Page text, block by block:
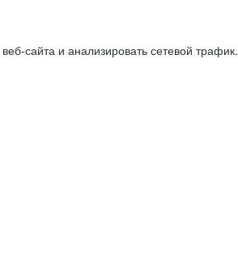
сайта и анализировать сетевой трафик.